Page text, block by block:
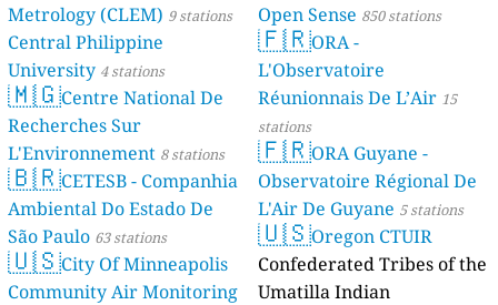
Metrology (CLEM) 9 stations
Central Philippine
University 4 stations
🇲🇬Centre National De
Recherches Sur
L'Environnement 8 stations
🇧🇷CETESB - Companhia
Ambiental Do Estado De
São Paulo 63 stations
🇺🇸City Of Minneapolis
Community Air Monitoring
Open Sense 850 stations
🇫🇷ORA -
L'Observatoire
Réunionnais De L’Air 15
stations
🇫🇷ORA Guyane -
Observatoire Régional De
L'Air De Guyane 5 stations
🇺🇸Oregon CTUIR
Confederated Tribes of the
Umatilla Indian